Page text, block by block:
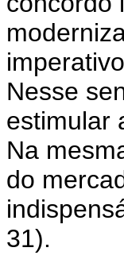
Nesse
estimular
Na
do
31).